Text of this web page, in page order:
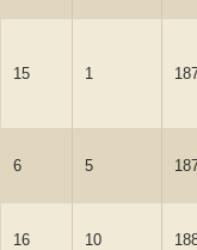
15 1
6 5
16 10